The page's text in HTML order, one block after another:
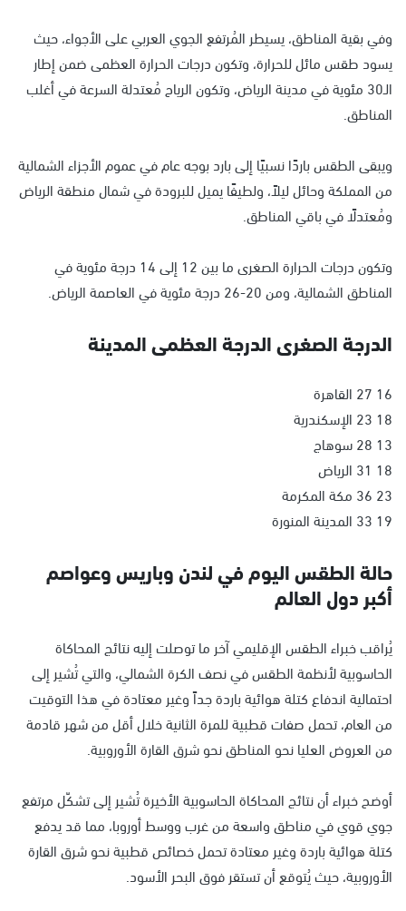
وفي بقية المناطق، يسيطر المُرتفع الجوي العربي على الأجواء، حيث
يسود طقس مائل للحرارة، وتكون درجات الحرارة العظمى ضمن إطار
الـ30 مئوية في مدينة الرياض، وتكون الرياح مُعتدلة السرعة في أغلب
المناطق.
ويبقى الطقس باردًا نسبيًا إلى بارد بوجه عام في عموم الأجزاء الشمالية
من المملكة وحائل ليلاً، ولطيفًا يميل للبرودة في شمال منطقة الرياض
ومُعتدلًا في باقي المناطق.
وتكون درجات الحرارة الصغرى ما بين 12 إلى 14 درجة مئوية في
المناطق الشمالية، ومن 20-26 درجة مئوية في العاصمة الرياض.
الدرجة الصغرى الدرجة العظمى المدينة
16 27 القاهرة
18 23 الإسكندرية
13 28 سوهاج
18 31 الرياض
23 36 مكة المكرمة
19 33 المدينة المنورة
حالة الطقس اليوم في لندن وباريس وعواصم
أكبر دول العالم
يُراقب خبراء الطقس الإقليمي آخر ما توصلت إليه نتائج المحاكاة
الحاسوبية لأنظمة الطقس في نصف الكرة الشمالي، والتي تُشير إلى
احتمالية اندفاع كتلة هوائية باردة جداً وغير معتادة في هذا التوقيت
من العام، تحمل صفات قطبية للمرة الثانية خلال أقل من شهر قادمة
من العروض العليا نحو المناطق نحو شرق القارة الأوروبية.
أوضح خبراء أن نتائج المحاكاة الحاسوبية الأخيرة تُشير إلى تشكّل مرتفع
جوي قوي في مناطق واسعة من غرب ووسط أوروبا، مما قد يدفع
كتلة هوائية باردة وغير معتادة تحمل خصائص قطبية نحو شرق القارة
الأوروبية، حيث يُتوقع أن تستقر فوق البحر الأسود.